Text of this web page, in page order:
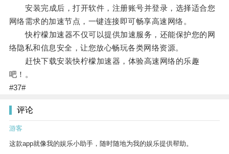
安装完成后，打开软件，注册账号并登录，选择适合您
网络需求的加速节点，一键连接即可畅享高速网络。
快柠檬加速器不仅可以提供加速服务，还能保护您的网
络隐私和信息安全，让您放心畅玩各类网络资源。
赶快下载安装快柠檬加速器，体验高速网络的乐趣
吧！。
#37#
评论
游客
这款app就像我的娱乐小助手，随时随地为我的娱乐提供帮助。